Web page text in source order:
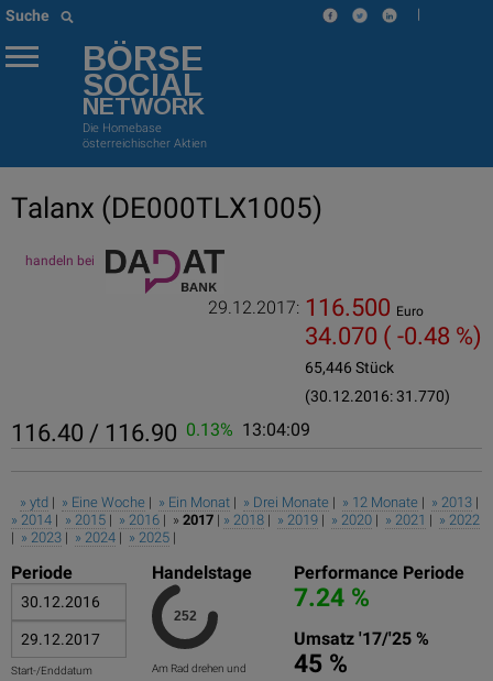
Suche |
BÖRSE
SOCIAL
NETWORK
Die Homebase
österreichischer Aktien
Talanx (DE000TLX1005)
handeln bei
29.12.2017: 116.500 Euro
34.070 ( -0.48 %)
65,446 Stück
(30.12.2016: 31.770)
116.40 / 116.90 0.13% 13:04:09
» ytd | » Eine Woche | » Ein Monat | » Drei Monate | » 12 Monate | » 2013 |
» 2014 | » 2015 | » 2016 | » 2017 | » 2018 | » 2019 | » 2020 | » 2021 | » 2022
| » 2023 | » 2024 | » 2025 |
Periode
Start-/Enddatum
Handelstage
Am Rad drehen und
Performance Periode
7.24 %
Umsatz '17/'25 %
45 %